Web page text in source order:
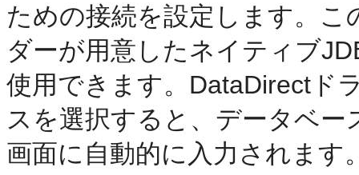
ための接続を設定します。
ダーが用意したネイティブ
使用できます。DataDirectド
スを選択すると、データベ
画面に自動的に入力されま